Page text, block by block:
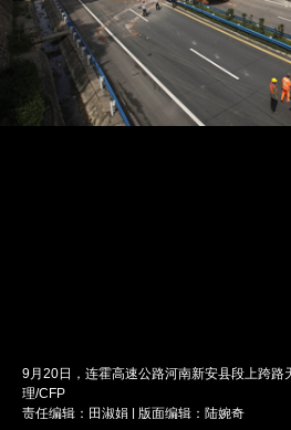
9月20日，连霍高速公路河南新安县段上跨路
理/CFP
责任编辑：田淑娟 | 版面编辑：陆婉奇